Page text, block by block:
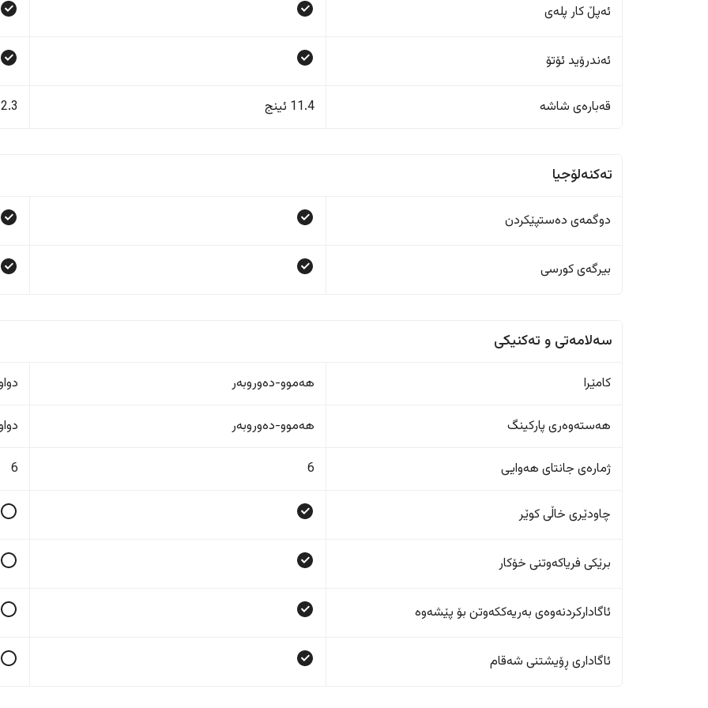
ئەپڵ کار پلەی
ئەندرۆید ئۆتۆ
قەبارەی شاشە 11.4 ئینج 12.3
تەکنەلۆجیا
دوگمەی دەستپێکردن
بیرگەی کورسی
سەلامەتی و تەکنیکی
کامێرا هەموو-دەوروبەر
هەستەوەری پارکینگ هەموو-دەوروبەر
ژمارەی جانتای هەوایی 6
6
چاودێری خاڵی کوێر
برێکی فریاکەوتنی خۆکار
ئاگادارکردنەوەی بەریەککەوتن بۆ پێشەوە
ئاگاداری ڕۆیشتنی شەقام